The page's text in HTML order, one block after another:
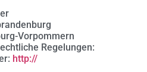
Vorpommern
Regelungen:
http://